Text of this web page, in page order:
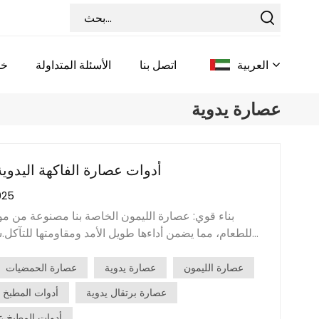
الأسئلة المتداولة اتصل بنا العربية
Italiano
Pусский
عصارة يدوية
أدوات عصارة الفاكهة
بناء قوي: عصارة الليمون الخاصة بنا مصنوعة من
للطعام، مما يضمن أداءها طويل الأمد ومقاومتها
ببساطة، اقطع الليمونة إلى نصفين، وضعها على
لاستخراج العصير.استخراج فعال: يقوم مخروط
باستخراج كل قطرة من العصير من الليمون بشكل
عصارة الحمضيات عصارة يدوية
عصارة الليمون
أدوات
عصارة برتقال يدوية